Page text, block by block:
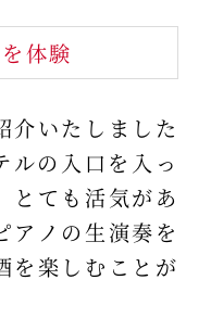
体験
介いたしました
の入口を入っ
とても活気があ
アノの生演奏を
を楽しむことが